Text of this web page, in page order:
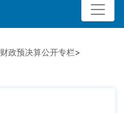
财政预决算公开专栏>